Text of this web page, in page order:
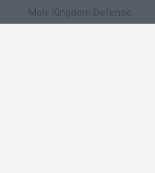
Mole Kingdom Defense